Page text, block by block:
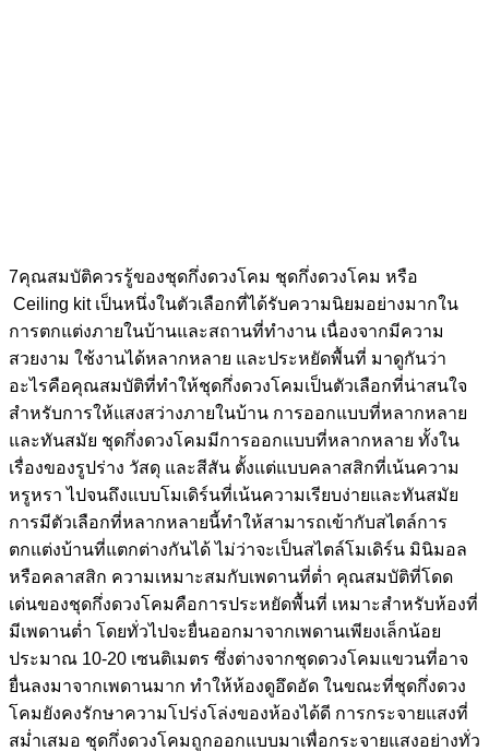
7คุณสมบัติควรรู้ของชุดกึ่งดวงโคม ชุดกึ่งดวงโคม หรือ
Ceiling kit เป็นหนึ่งในตัวเลือกที่ได้รับความนิยมอย่างมากใน
การตกแต่งภายในบ้านและสถานที่ทำงาน เนื่องจากมีความ
สวยงาม ใช้งานได้หลากหลาย และประหยัดพื้นที่ มาดูกันว่า
อะไรคือคุณสมบัติที่ทำให้ชุดกึ่งดวงโคมเป็นตัวเลือกที่น่าสนใจ
สำหรับการให้แสงสว่างภายในบ้าน การออกแบบที่หลากหลาย
และทันสมัย ชุดกึ่งดวงโคมมีการออกแบบที่หลากหลาย ทั้งใน
เรื่องของรูปร่าง วัสดุ และสีสัน ตั้งแต่แบบคลาสสิกที่เน้นความ
หรูหรา ไปจนถึงแบบโมเดิร์นที่เน้นความเรียบง่ายและทันสมัย
การมีตัวเลือกที่หลากหลายนี้ทำให้สามารถเข้ากับสไตล์การ
ตกแต่งบ้านที่แตกต่างกันได้ ไม่ว่าจะเป็นสไตล์โมเดิร์น มินิมอล
หรือคลาสสิก ความเหมาะสมกับเพดานที่ต่ำ คุณสมบัติที่โดด
เด่นของชุดกึ่งดวงโคมคือการประหยัดพื้นที่ เหมาะสำหรับห้องที่
มีเพดานต่ำ โดยทั่วไปจะยื่นออกมาจากเพดานเพียงเล็กน้อย
ประมาณ 10-20 เซนติเมตร ซึ่งต่างจากชุดดวงโคมแขวนที่อาจ
ยื่นลงมาจากเพดานมาก ทำให้ห้องดูอึดอัด ในขณะที่ชุดกึ่งดวง
โคมยังคงรักษาความโปร่งโล่งของห้องได้ดี การกระจายแสงที่
สม่ำเสมอ ชุดกึ่งดวงโคมถูกออกแบบมาเพื่อกระจายแสงอย่างทั่ว